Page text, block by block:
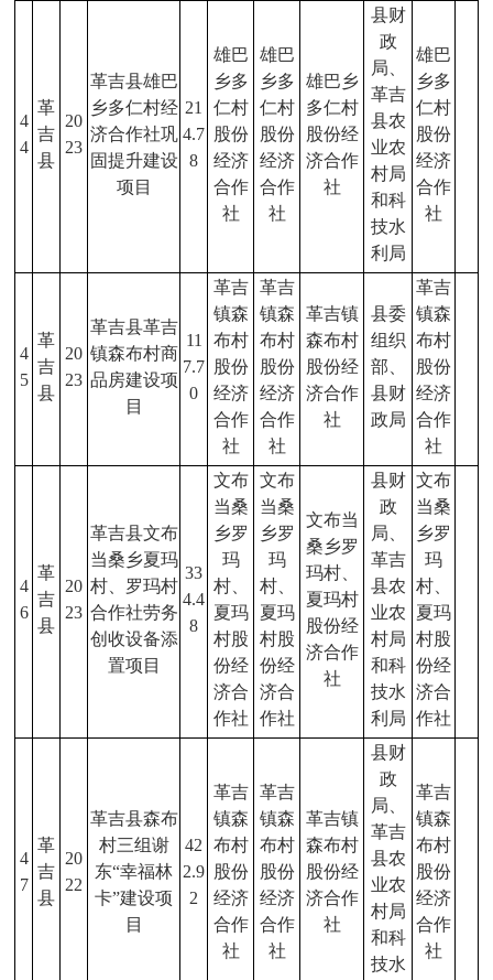
4
4
革
吉
县
20
23
革吉县雄巴
乡多仁村经
济合作社巩
固提升建设
项目
21
4.7
8
雄巴
乡多
仁村
股份
经济
合作
社
雄巴
乡多
仁村
股份
经济
合作
社
雄巴乡
多仁村
股份经
济合作
社
县财
政
局、
革吉
县农
业农
村局
和科
技水
利局
雄巴
乡多
仁村
股份
经济
合作
社
4
5
革
吉
县
20
23
革吉县革吉
镇森布村商
品房建设项
目
11
7.7
0
革吉
镇森
布村
股份
经济
合作
社
革吉
镇森
布村
股份
经济
合作
社
革吉镇
森布村
股份经
济合作
社
县委
组织
部、
县财
政局
革吉
镇森
布村
股份
经济
合作
社
4
6
革
吉
县
20
23
革吉县文布
当桑乡夏玛
村、罗玛村
合作社劳务
创收设备添
置项目
33
4.4
8
文布
当桑
乡罗
玛
村、
夏玛
村股
份经
济合
作社
文布
当桑
乡罗
玛
村、
夏玛
村股
份经
济合
作社
文布当
桑乡罗
玛村、
夏玛村
股份经
济合作
社
县财
政
局、
革吉
县农
业农
村局
和科
技水
利局
文布
当桑
乡罗
玛
村、
夏玛
村股
份经
济合
作社
4
7
革
吉
县
20
22
革吉县森布
村三组谢
东“幸福林
卡”建设项
目
42
2.9
2
革吉
镇森
布村
股份
经济
合作
社
革吉
镇森
布村
股份
经济
合作
社
革吉镇
森布村
股份经
济合作
社
县财
政
局、
革吉
县农
业农
村局
和科
技水
革吉
镇森
布村
股份
经济
合作
社